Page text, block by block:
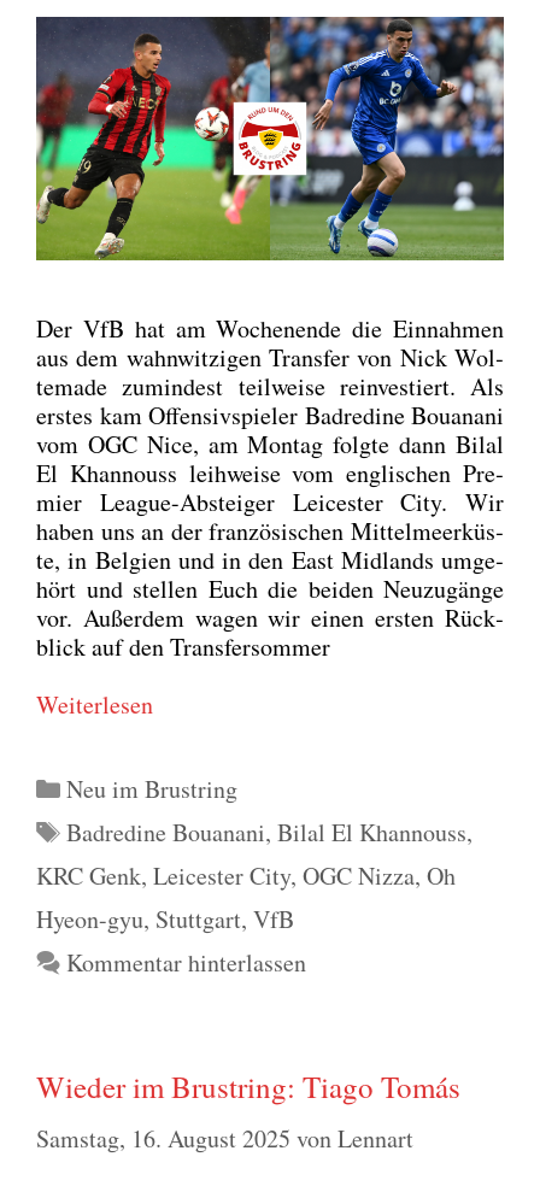
Der VfB hat am Wochen­en­de die Ein­nah­men
aus dem wahn­wit­zi­gen Trans­fer von Nick Wol­
te­ma­de zumin­dest teil­wei­se reinves­tiert. Als
ers­tes kam Offen­siv­spie­ler Badre­di­ne Bouana­ni
vom OGC Nice, am Mon­tag folg­te dann Bil­al
El Khan­nouss leih­wei­se vom eng­li­schen Pre­
mier League-Abstei­ger Lei­ces­ter City. Wir
haben uns an der fran­zö­si­schen Mit­tel­meer­küs­
te, in Bel­gi­en und in den East Mid­lands umge­
hört und stel­len Euch die bei­den Neu­zu­gän­ge
vor. Außer­dem wagen wir einen ers­ten Rück­
blick auf den Trans­fer­som­mer
Wei­ter­le­sen
Kategorien
Neu im Brustring
Schlagwörter
Badredine Bouanani, Bilal El Khannouss,
KRC Genk, Leicester City, OGC Nizza, Oh
Hyeon-gyu, Stuttgart, VfB
Kommentar hinterlassen
Wieder im Brustring: Tiago Tomás
Samstag, 16. August 2025 vonLennart